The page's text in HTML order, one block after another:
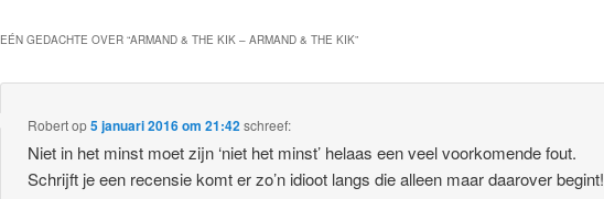
EÉN GEDACHTE OVER “ARMAND & THE KIK – ARMAND & THE KIK”
Robertop5 januari 2016 om 21:42schreef:
Niet in het minst moet zijn ‘niet het minst’ helaas een veel voorkomende fout.
Schrijft je een recensie komt er zo’n idioot langs die alleen maar daarover begint!